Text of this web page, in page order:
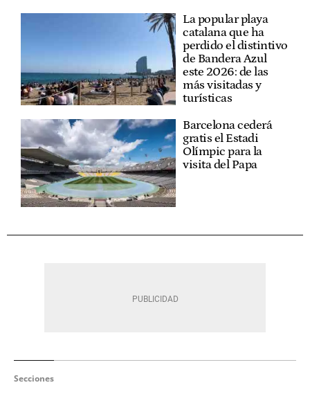
La popular playa
catalana que ha
perdido el distintivo
de Bandera Azul
este 2026: de las
más visitadas y
turísticas
Barcelona cederá
gratis el Estadi
Olímpic para la
visita del Papa
Secciones